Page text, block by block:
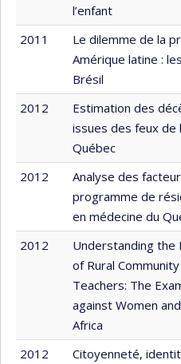
l’enfant
2011
Le dilemme de la
Amérique latine :
Brésil
2012
Estimation des
issues des feux
Québec
2012
Analyse des
programme de
en médecine du
2012
Understanding the
of Rural
Teachers: The
against Women
Africa
2012
Citoyenneté,